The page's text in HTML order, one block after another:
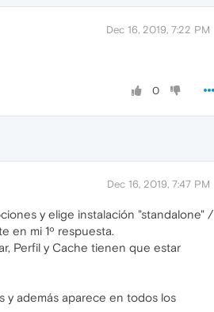
Dec 16, 2019, 7:22 PM
0
Dec 16, 2019, 7:47 PM
y elige instalación "standalone" /
en mi 1º respuesta.
Perfil y Cache tienen que estar
y además aparece en todos los